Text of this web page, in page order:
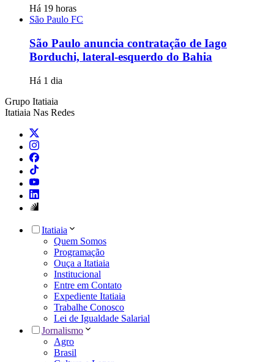
Há 19 horas
São Paulo FC
São Paulo anuncia contratação de Iago
Borduchi, lateral-esquerdo do Bahia
Há 1 dia
Grupo Itatiaia
Itatiaia Nas Redes
Itatiaia
Quem Somos
Programação
Ouça a Itatiaia
Institucional
Entre em Contato
Expediente Itatiaia
Trabalhe Conosco
Lei de Igualdade Salarial
Jornalismo
Agro
Brasil